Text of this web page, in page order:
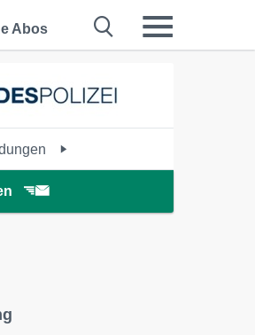
Abos